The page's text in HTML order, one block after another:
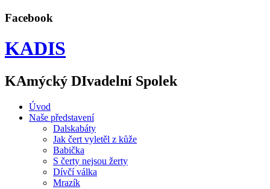
Facebook
KADIS
KAmýcký DIvadelní Spolek
Úvod
Naše představení
Dalskabáty
Jak čert vyletěl z kůže
Babička
S čerty nejsou žerty
Dívčí válka
Mrazík